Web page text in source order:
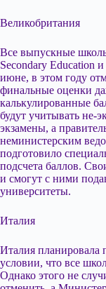
Великобритания
Все выпускные
Secondary Education
июне, в этом году
финальные оценки
калькулированные
будут учитывать не-
экзамены, а
неминистерским
подготовило
подсчета баллов.
и смогут с ними
университеты.
Италия
Италия планировала
условии, что все
Однако этого не